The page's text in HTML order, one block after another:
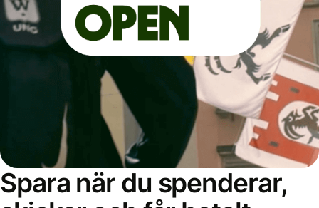
Spara när du spenderar,